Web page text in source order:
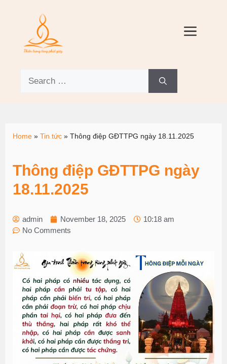
Home » Tin tức » Thông điệp GĐTTPG ngày 18.11.2025
Thông điệp GĐTTPG ngày
18.11.2025
admin November 18, 2025
10:18 am
No Comments